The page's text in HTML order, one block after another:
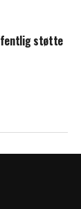
støtte